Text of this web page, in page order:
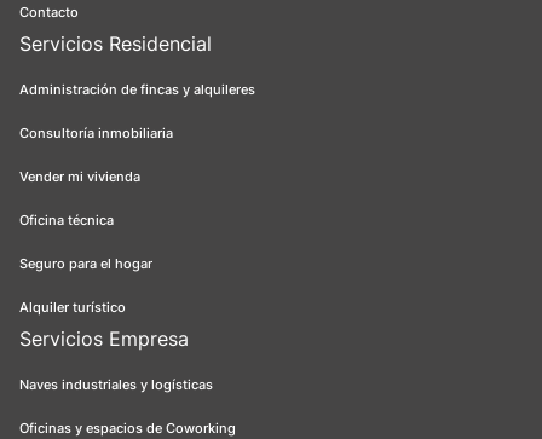
Contacto
Servicios Residencial
Administración de fincas y alquileres
Consultoría inmobiliaria
Vender mi vivienda
Oficina técnica
Seguro para el hogar
Alquiler turístico
Servicios Empresa
Naves industriales y logísticas
Oficinas y espacios de Coworking